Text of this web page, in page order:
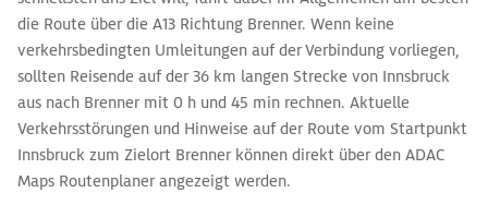
die Route über die A13 Richtung Brenner. Wenn keine
verkehrsbedingten Umleitungen auf der Verbindung vorliegen,
sollten Reisende auf der 36 km langen Strecke von Innsbruck
aus nach Brenner mit 0 h und 45 min rechnen. Aktuelle
Verkehrsstörungen und Hinweise auf der Route vom Startpunkt
Innsbruck zum Zielort Brenner können direkt über den ADAC
Maps Routenplaner angezeigt werden.